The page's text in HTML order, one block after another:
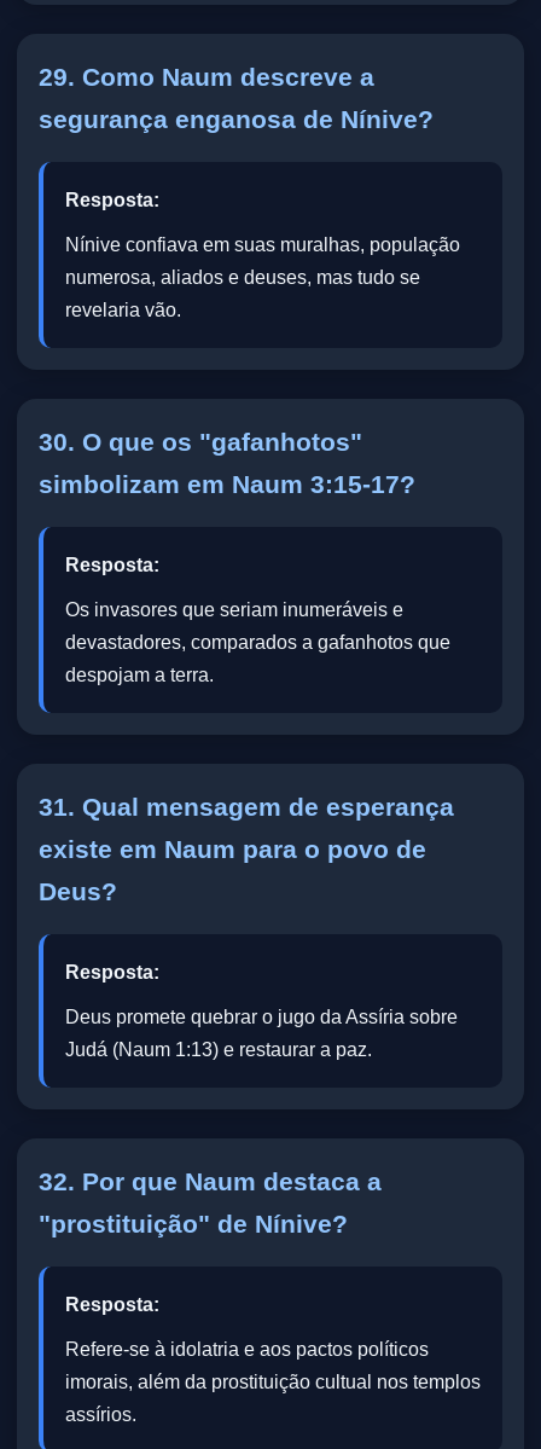
29. Como Naum descreve a
segurança enganosa de Nínive?
Resposta:
Nínive confiava em suas muralhas, população
numerosa, aliados e deuses, mas tudo se
revelaria vão.
30. O que os "gafanhotos"
simbolizam em Naum 3:15-17?
Resposta:
Os invasores que seriam inumeráveis e
devastadores, comparados a gafanhotos que
despojam a terra.
31. Qual mensagem de esperança
existe em Naum para o povo de
Deus?
Resposta:
Deus promete quebrar o jugo da Assíria sobre
Judá (Naum 1:13) e restaurar a paz.
32. Por que Naum destaca a
"prostituição" de Nínive?
Resposta:
Refere-se à idolatria e aos pactos políticos
imorais, além da prostituição cultual nos templos
assírios.